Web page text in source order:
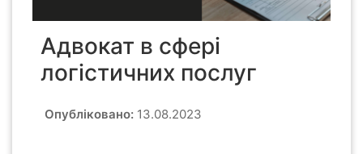
Адвокат в сфері
логістичних послуг
Опубліковано: 13.08.2023